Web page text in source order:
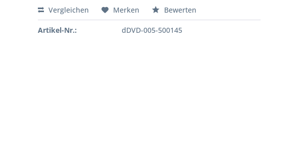
Vergleichen Merken Bewerten
Artikel-Nr.: dDVD-005-500145